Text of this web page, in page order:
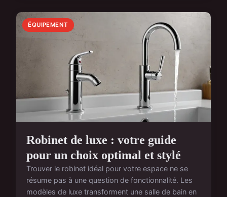
ÉQUIPEMENT
Robinet de luxe : votre guide
pour un choix optimal et stylé
Trouver le robinet idéal pour votre espace ne se
résume pas à une question de fonctionnalité. Les
modèles de luxe transforment une salle de bain en